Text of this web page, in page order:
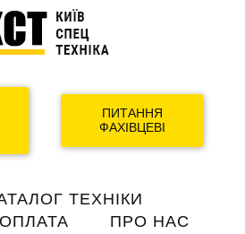
ПИТАННЯ
ФАХІВЦЕВІ
ТЕХНІКИ
ПРО НАС